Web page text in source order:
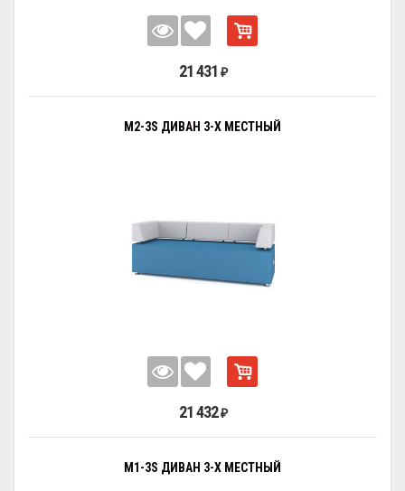
21 431 ₽
M2-3S ДИВАН 3-Х МЕСТНЫЙ
21 432 ₽
M1-3S ДИВАН 3-Х МЕСТНЫЙ